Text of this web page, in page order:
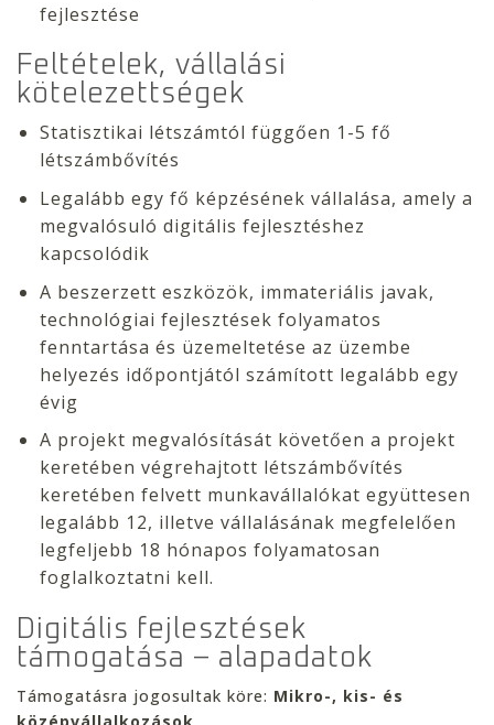
fejlesztése
Feltételek, vállalási
kötelezettségek
Statisztikai létszámtól függően 1-5 fő
létszámbővítés
Legalább egy fő képzésének vállalása, amely a
megvalósuló digitális fejlesztéshez
kapcsolódik
A beszerzett eszközök, immateriális javak,
technológiai fejlesztések folyamatos
fenntartása és üzemeltetése az üzembe
helyezés időpontjától számított legalább egy
évig
A projekt megvalósítását követően a projekt
keretében végrehajtott létszámbővítés
keretében felvett munkavállalókat együttesen
legalább 12, illetve vállalásának megfelelően
legfeljebb 18 hónapos folyamatosan
foglalkoztatni kell.
Digitális fejlesztések
támogatása – alapadatok
Támogatásra jogosultak köre: Mikro-, kis- és